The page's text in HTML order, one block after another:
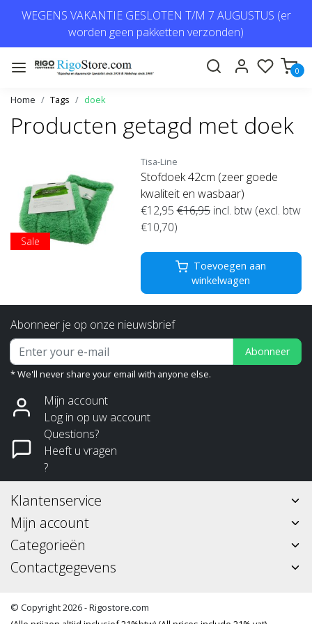
WEGENS VAKANTIE GESLOTEN T/M 7 AUGUSTUS (er
worden geen pakketten verzonden)
0
Home Tags doek
Producten getagd met doek
Sale
Tisa-Line
Stofdoek 42cm (zeer goede
kwaliteit en wasbaar)
€12,95 €16,95incl. btw (excl. btw
€10,70)
Toevoegen aan
winkelwagen
Abonneer je op onze nieuwsbrief
Abonneer
* We'll never share your email with anyone else.
Mijn account
Log in op uw account
Questions?
Heeft u vragen
?
Klantenservice
Mijn account
Categorieën
Contactgegevens
© Copyright 2026 - Rigostore.com